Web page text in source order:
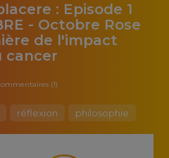
: Episode 1
- Octobre Rose
de l'impact
cancer
(1)
réflexion philosophie